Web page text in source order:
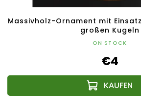
Massivholz-Ornament mit
großen Kugeln
ON STOCK
€4